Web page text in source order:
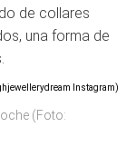
de collares
una forma de
(Foto: